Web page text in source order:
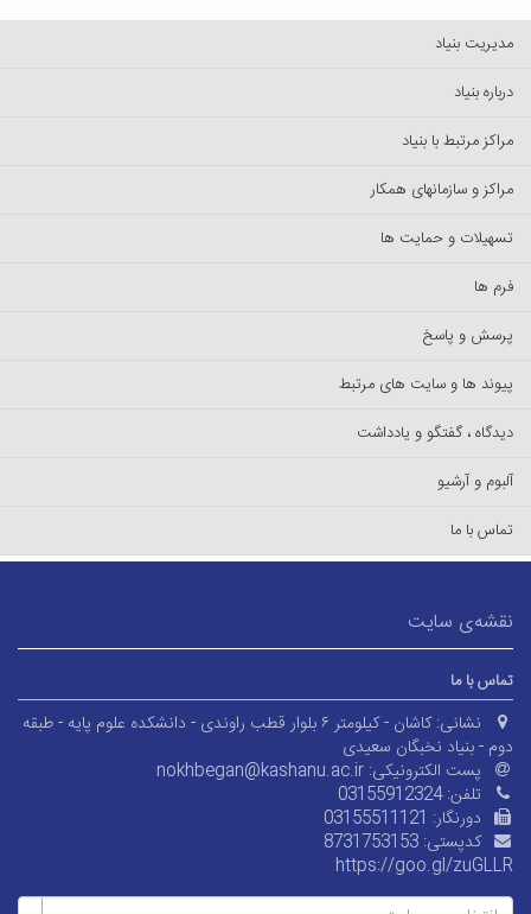
مدیریت بنیاد
درباره بنیاد
مراکز مرتبط با بنیاد
مراکز و سازمانهای همکار
تسهیلات و حمایت ها
فرم ها
پرسش‌ و پاسخ
پیوند ها و سایت های مرتبط
دیدگاه ، گفتگو و یادداشت
آلبوم و آرشیو
تماس با ما
نقشه‌ی سایت
تماس با ما
نشانی:
کاشان - کیلومتر ۶ بلوار قطب راوندی - دانشکده علوم پایه - طبقه
دوم - بنیاد نخبگان سعیدی
پست الکترونیکی: nokhbegan@kashanu.ac.ir
تلفن:03155912324
دورنگار: 03155511121
کدپستی: 8731753153
https://goo.gl/zuGLLR